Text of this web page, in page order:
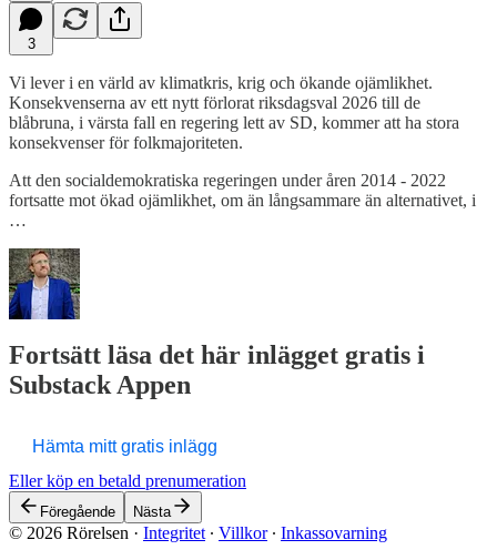
3
Vi lever i en värld av klimatkris, krig och ökande ojämlikhet.
Konsekvenserna av ett nytt förlorat riksdagsval 2026 till de
blåbruna, i värsta fall en regering lett av SD, kommer att ha stora
konsekvenser för folkmajoriteten.
Att den socialdemokratiska regeringen under åren 2014 - 2022
fortsatte mot ökad ojämlikhet, om än långsammare än alternativet, i
…
Fortsätt läsa det här inlägget gratis i
Substack Appen
Hämta mitt gratis inlägg
Eller köp en betald prenumeration
Föregående Nästa
© 2026 Rörelsen · Integritet ∙ Villkor∙ Inkassovarning